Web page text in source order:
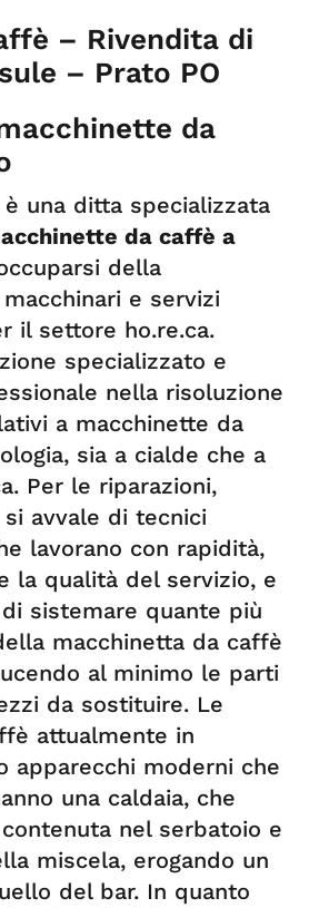
– Rivendita di
– Prato PO
da
una ditta specializzata
da caffè a
della
e servizi
il settore ho.re.ca.
specializzato e
nella risoluzione
a macchinette da
sia a cialde che a
Per le riparazioni,
avvale di tecnici
lavorano con rapidità,
la qualità del servizio, e
sistemare quante più
macchinetta da caffè
al minimo le parti
da sostituire. Le
attualmente in
apparecchi moderni che
una caldaia, che
contenuta nel serbatoio e
miscela, erogando un
del bar. In quanto